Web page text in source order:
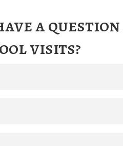
a
visits?